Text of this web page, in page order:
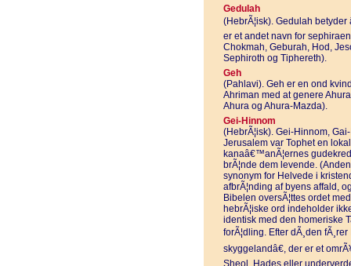
Gedulah
(HebrÃ¦isk). Gedulah betyder
er et andet navn for
Chokmah, Geburah, Hod,
Sephiroth og Tiphereth).
Geh
(Pahlavi). Geh er en ond
Ahriman med at genere
Ahura og Ahura-Mazda).
Gei-Hinnom
(HebrÃ¦isk). Gei-Hinnom,
Jerusalem var Tophet en
kanaâ€™anÃ¦ernes
brÃ¦nde dem levende.
synonym for Helvede i
afbrÃ¦nding af byens affald,
Bibelen oversÃ¦ttes ordet
hebrÃ¦iske ord indeholder
identisk med den homeriske
forÃ¦dling. Efter dÃ¸den
skyggelandâ€, der er et
Sheol, Hades eller